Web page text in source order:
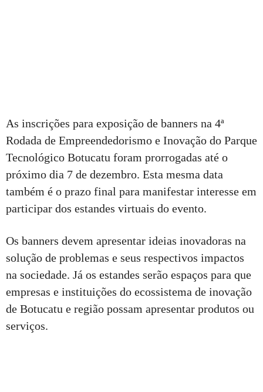
As inscrições para exposição de banners na 4ª
Rodada de Empreendedorismo e Inovação do Parque
Tecnológico Botucatu foram prorrogadas até o
próximo dia 7 de dezembro. Esta mesma data
também é o prazo final para manifestar interesse em
participar dos estandes virtuais do evento.
Os banners devem apresentar ideias inovadoras na
solução de problemas e seus respectivos impactos
na sociedade. Já os estandes serão espaços para que
empresas e instituições do ecossistema de inovação
de Botucatu e região possam apresentar produtos ou
serviços.